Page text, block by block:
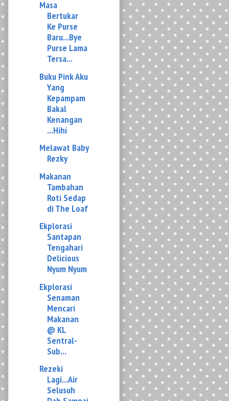
Purse Lama
Tersa...
Buku Pink Aku
Yang
Kepampam
Kenangan
...Hihi
Melawat Baby
Rezky
Makanan
Tambahan
Roti Sedap
Ekplorasi
Santapan
Tengahari
Nyum Nyum
Ekplorasi
Senaman
Mencari
@ KL
Sentral-
Sub...
Rezeki
Lagi...Air
Selusuh
Mya Bobo
Menangis